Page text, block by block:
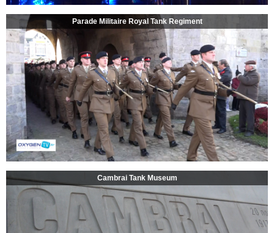
Parade Militaire Royal Tank Regiment
Cambrai Tank Museum